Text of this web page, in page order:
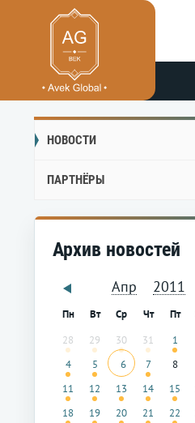
НОВОСТИ
ПАРТНЁРЫ
Архив новостей
Апр 2011
Пн Вт Ср Чт Пт
28
29 30 31 1
4
5 6 7 8
11
12 13 14 15
18
19 20 21 22